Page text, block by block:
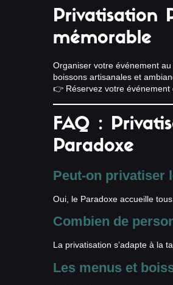
Privatisation
mémorable
Organiser votre événement
boissons artisanales et
👉 Réservez votre événement
FAQ :
Paradoxe
Peut-on privatiser
Oui, le Paradoxe accueille
Combien de
La privatisation s’adapte à la
Les menus et